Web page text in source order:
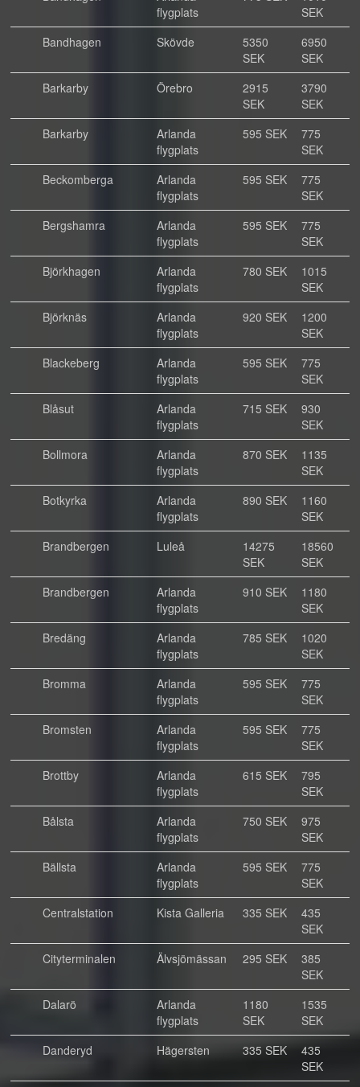
flygplats
SEK
Bandhagen
Skövde
5350
SEK
6950
SEK
Barkarby
Örebro
2915
SEK
3790
SEK
Barkarby
Arlanda
flygplats
595 SEK
775
SEK
Beckomberga
Arlanda
flygplats
595 SEK
775
SEK
Bergshamra
Arlanda
flygplats
595 SEK
775
SEK
Björkhagen
Arlanda
flygplats
780 SEK
1015
SEK
Björknäs
Arlanda
flygplats
920 SEK
1200
SEK
Blackeberg
Arlanda
flygplats
595 SEK
775
SEK
Blåsut
Arlanda
flygplats
715 SEK
930
SEK
Bollmora
Arlanda
flygplats
870 SEK
1135
SEK
Botkyrka
Arlanda
flygplats
890 SEK
1160
SEK
Brandbergen
Luleå
14275
SEK
18560
SEK
Brandbergen
Arlanda
flygplats
910 SEK
1180
SEK
Bredäng
Arlanda
flygplats
785 SEK
1020
SEK
Bromma
Arlanda
flygplats
595 SEK
775
SEK
Bromsten
Arlanda
flygplats
595 SEK
775
SEK
Brottby
Arlanda
flygplats
615 SEK
795
SEK
Bålsta
Arlanda
flygplats
750 SEK
975
SEK
Bällsta
Arlanda
flygplats
595 SEK
775
SEK
Centralstation
Kista Galleria 335 SEK
435
SEK
Cityterminalen
Älvsjömässan 295 SEK
385
SEK
Dalarö
Arlanda
flygplats
1180
SEK
1535
SEK
Danderyd
Hägersten 335 SEK
435
SEK